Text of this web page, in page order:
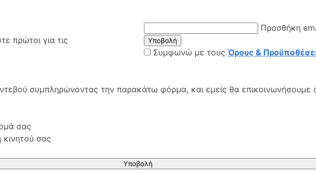
πρώτοι για τις
Προσθήκη
Υποβολή
Συμφωνώ με τους Όρους &
συμπληρώνοντας την παρακάτω φόρμα, και εμείς θα επικοινωνήσουμε
σας
σας
Υποβολή